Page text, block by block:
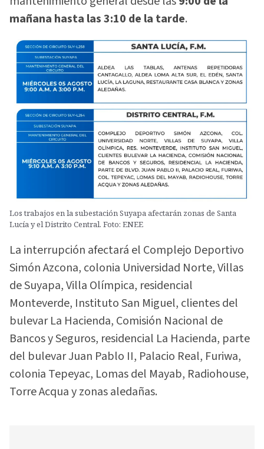
mañana hasta las 3:10 de la tarde.
Los trabajos en la subestación Suyapa afectarán zonas de Santa
Lucía y el Distrito Central. Foto: ENEE
La interrupción afectará el Complejo Deportivo
Simón Azcona, colonia Universidad Norte, Villas
de Suyapa, Villa Olímpica, residencial
Monteverde, Instituto San Miguel, clientes del
bulevar La Hacienda, Comisión Nacional de
Bancos y Seguros, residencial La Hacienda, parte
del bulevar Juan Pablo II, Palacio Real, Furiwa,
colonia Tepeyac, Lomas del Mayab, Radiohouse,
Torre Acqua y zonas aledañas.